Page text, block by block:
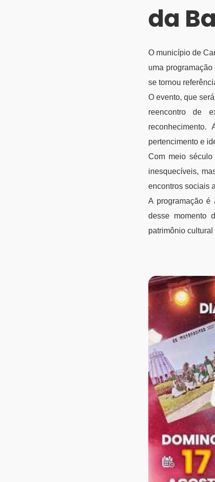
da
O município de
uma
se tornou
O evento, que
reencontro de
pertencimento e
Com meio
inesquecíveis,
encontros sociais
A programação é
desse momento
patrimônio